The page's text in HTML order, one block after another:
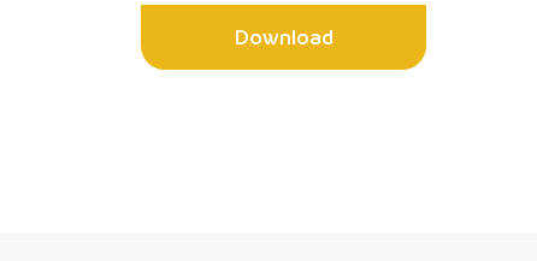
Download